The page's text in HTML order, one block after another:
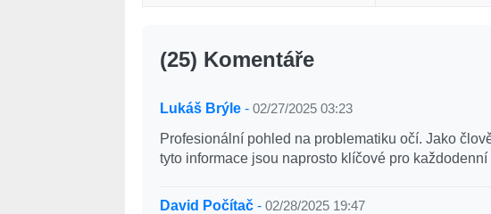
(25) Komentáře
Lukáš Brýle- 02/27/2025 03:23
Profesionální pohled na problematiku očí. Jako
tyto informace jsou naprosto klíčové pro každodenní
David Počítač- 02/28/2025 19:47